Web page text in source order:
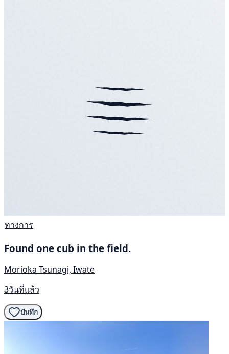
ทางการ
Found one cub in the field.
Morioka Tsunagi, Iwate
3วันที่แล้ว
บันทึก